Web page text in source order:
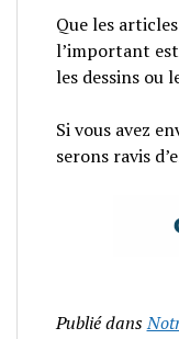
Que les
l’important
les dessins ou
Si vous avez
serons ravis
Publié dans